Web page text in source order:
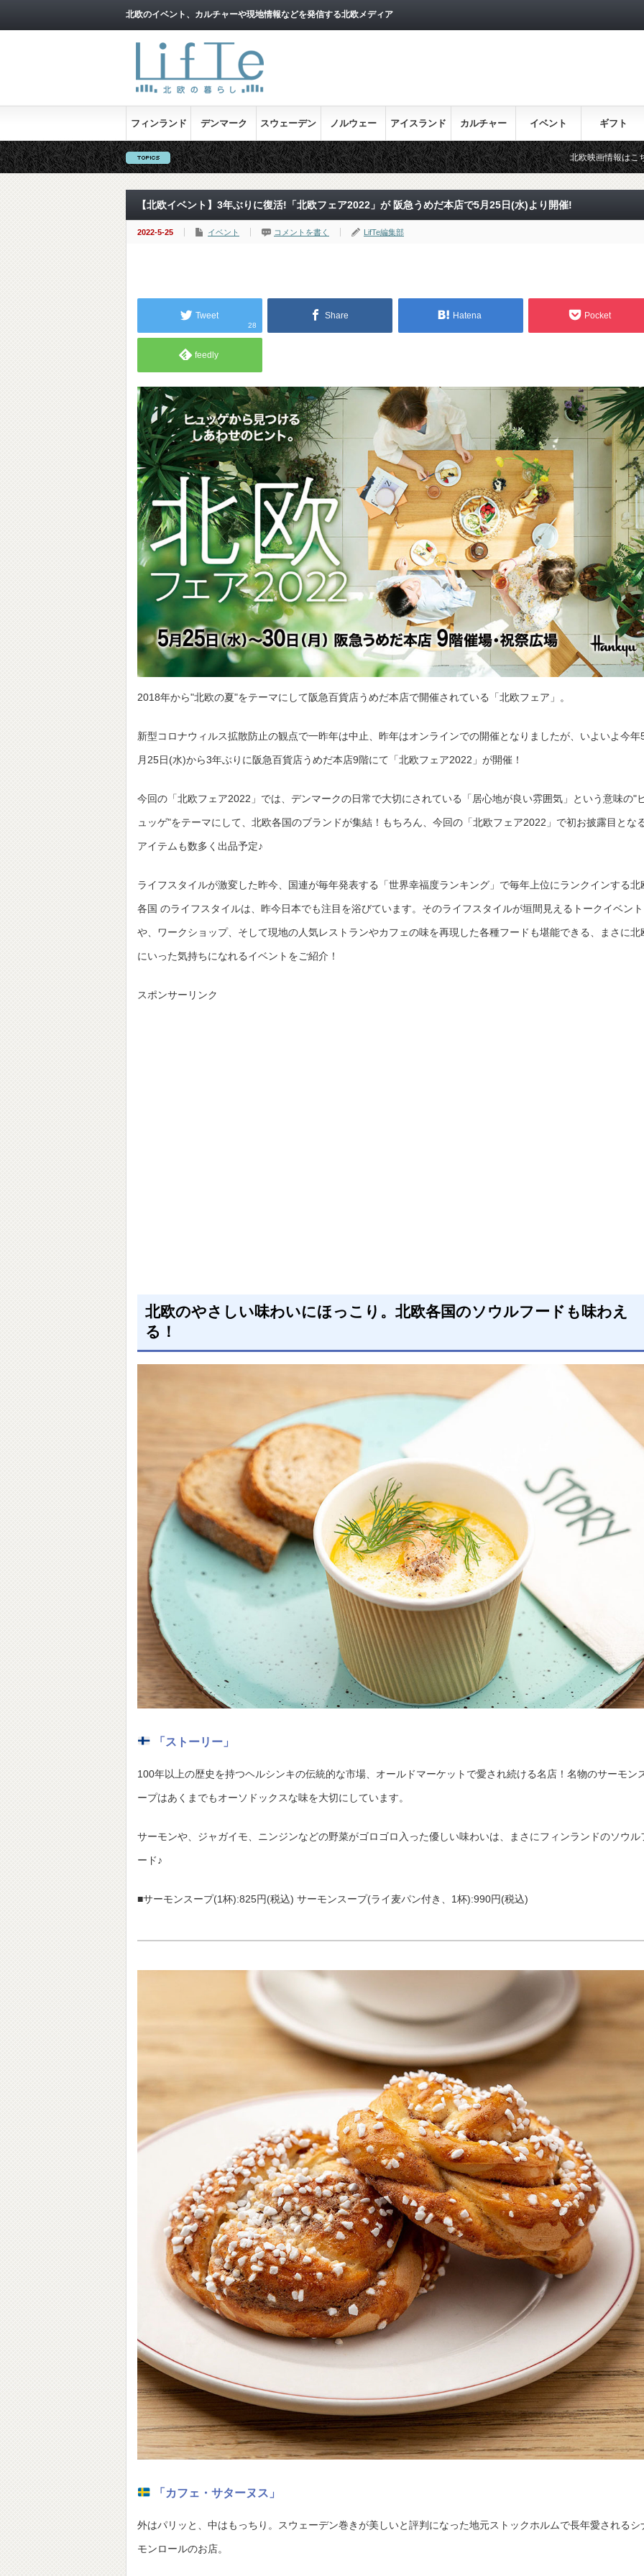
北欧のイベント、カルチャーや現地情報などを発信する北欧メディア
フィンランド デンマーク スウェーデン ノルウェー アイスランド カルチャー イベント ギフト
北欧映画情報はこちら♪ 目
【北欧イベント】3年ぶりに復活!「北欧フェア2022」が 阪急うめだ本店で5月25日(水)より開催!
2022-5-25 イベント コメントを書く LifTe編集部
Tweet
28
Share Hatena Pocket
feedly
2018年から"北欧の夏"をテーマにして阪急百貨店うめだ本店で開催されている「北欧フェア」。
新型コロナウィルス拡散防止の観点で一昨年は中止、昨年はオンラインでの開催となりましたが、いよいよ今年
月25日(水)から3年ぶりに阪急百貨店うめだ本店9階にて「北欧フェア2022」が開催！
今回の「北欧フェア2022」では、デンマークの日常で大切にされている「居心地が良い雰囲気」という意味の"
ュッゲ"をテーマにして、北欧各国のブランドが集結！もちろん、今回の「北欧フェア2022」で初お披露目とな
アイテムも数多く出品予定♪
ライフスタイルが激変した昨今、国連が毎年発表する「世界幸福度ランキング」で毎年上位にランクインする北
各国 のライフスタイルは、昨今日本でも注目を浴びています。そのライフスタイルが垣間見えるトークイベント
や、ワークショップ、そして現地の人気レストランやカフェの味を再現した各種フードも堪能できる、まさに北
にいった気持ちになれるイベントをご紹介！
スポンサーリンク
北欧のやさしい味わいにほっこり。北欧各国のソウルフードも味わえ
る！
「ストーリー」
100年以上の歴史を持つヘルシンキの伝統的な市場、オールドマーケットで愛され続ける名店！名物のサーモン
ープはあくまでもオーソドックスな味を大切にしています。
サーモンや、ジャガイモ、ニンジンなどの野菜がゴロゴロ入った優しい味わいは、まさにフィンランドのソウル
ード♪
■サーモンスープ(1杯):825円(税込) サーモンスープ(ライ麦パン付き、1杯):990円(税込)
「カフェ・サターヌス」
外はパリッと、中はもっちり。スウェーデン巻きが美しいと評判になった地元ストックホルムで長年愛されるシ
モンロールのお店。